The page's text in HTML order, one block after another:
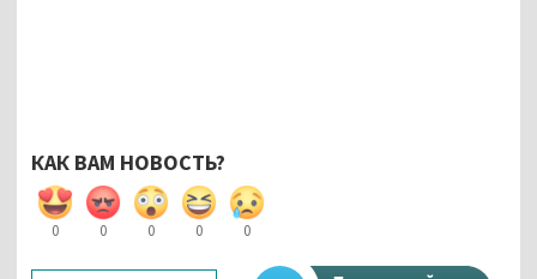
КАК ВАМ НОВОСТЬ?
0 0 0 0 0